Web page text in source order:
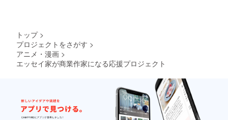
トップ >
プロジェクトをさがす >
アニメ・漫画 >
エッセイ家が商業作家になる応援プロジェクト